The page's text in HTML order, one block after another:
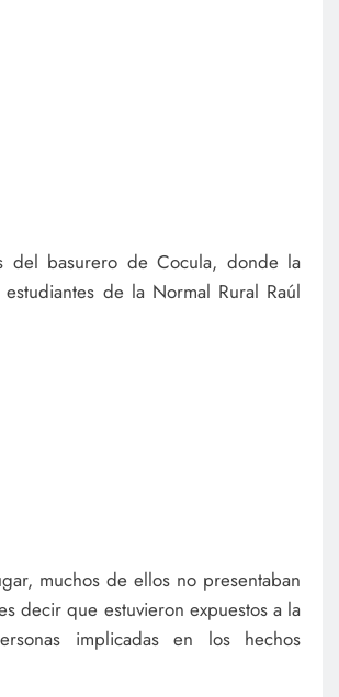
del basurero de Cocula, donde la
de la Normal Rural Raúl
muchos de ellos no presentaban
decir que estuvieron expuestos a la
implicadas en los hechos